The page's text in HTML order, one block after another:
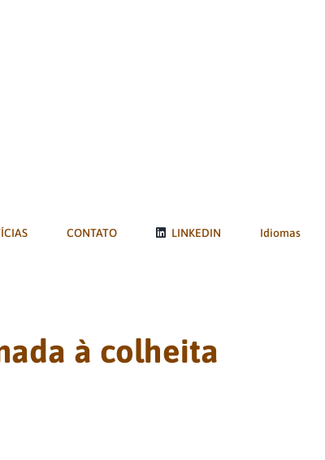
CONTATO LINKEDIN Idiomas
à colheita